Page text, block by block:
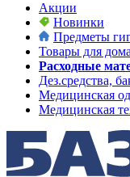
Акции
Новинки
Предметы
Товары для
Расходные
Дез.средства,
Медицинская
Медицинская